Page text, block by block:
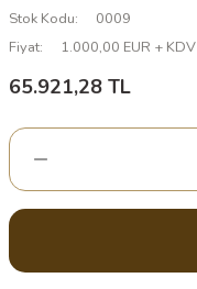
Stok Kodu
0009
Fiyat
1.000,00 EUR + KDV
65.921,28 TL